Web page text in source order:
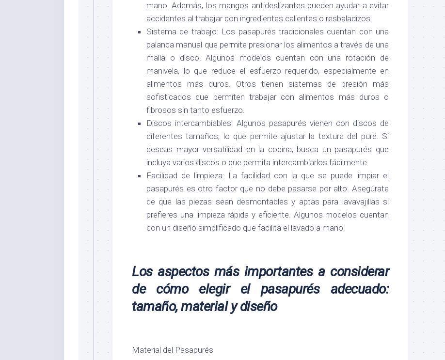
mano. Además, los mangos antideslizantes pueden ayudar a evitar
accidentes al trabajar con ingredientes calientes o resbaladizos.
Sistema de trabajo: Los pasapurés tradicionales cuentan con una
palanca manual que permite presionar los alimentos a través de una
malla o disco. Algunos modelos cuentan con una rotación de
manivela, lo que reduce el esfuerzo requerido, especialmente en
alimentos más duros. Otros tienen sistemas de presión más
sofisticados que permiten trabajar con alimentos más duros o
fibrosos sin tanto esfuerzo.
Discos intercambiables: Algunos pasapurés vienen con discos de
diferentes tamaños, lo que permite ajustar la textura del puré. Si
deseas mayor versatilidad en la cocina, busca un pasapurés que
incluya varios discos o que permita intercambiarlos fácilmente.
Facilidad de limpieza: La facilidad con la que se puede limpiar el
pasapurés es otro factor que no debe pasarse por alto. Asegúrate
de que las piezas sean desmontables y aptas para lavavajillas si
prefieres una limpieza rápida y eficiente. Algunos modelos cuentan
con un diseño simplificado que facilita el lavado a mano.
Los aspectos más importantes a considerar
de cómo elegir el pasapurés adecuado:
tamaño, material y diseño
Material del Pasapurés